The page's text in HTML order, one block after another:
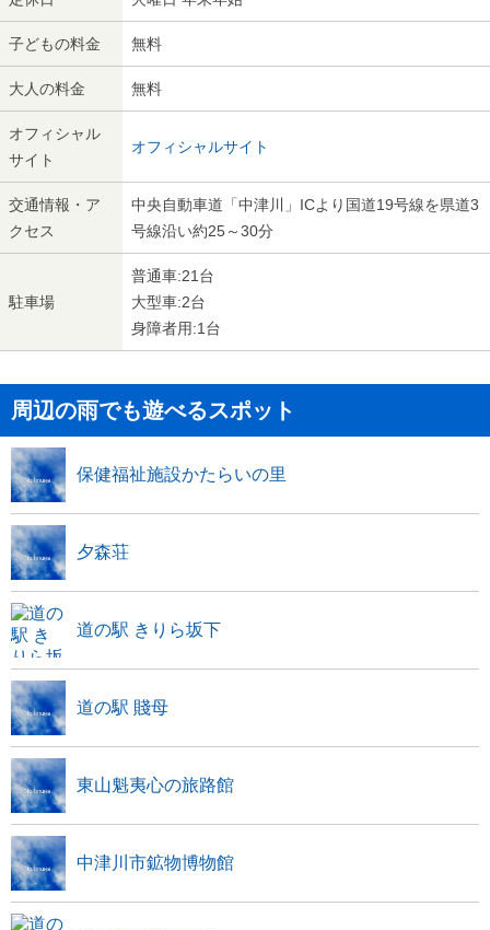
子どもの料金 無料
大人の料金 無料
オフィシャル
サイト
オフィシャルサイト
交通情報・ア
クセス
中央自動車道「中津川」ICより国道19号線を県道3
号線沿い約25～30分
駐車場
普通車:21台
大型車:2台
身障者用:1台
周辺の雨でも遊べるスポット
保健福祉施設かたらいの里
夕森荘
道の駅 きりら坂下
道の駅 賤母
東山魁夷心の旅路館
中津川市鉱物博物館